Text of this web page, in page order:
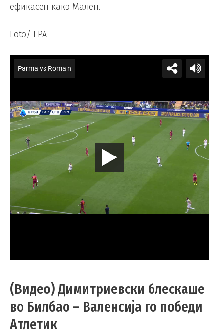
ефикасен како Мален.
Foto/ EPA
(Видео) Димитриевски блескаше
во Билбао – Валенсија го победи
Атлетик